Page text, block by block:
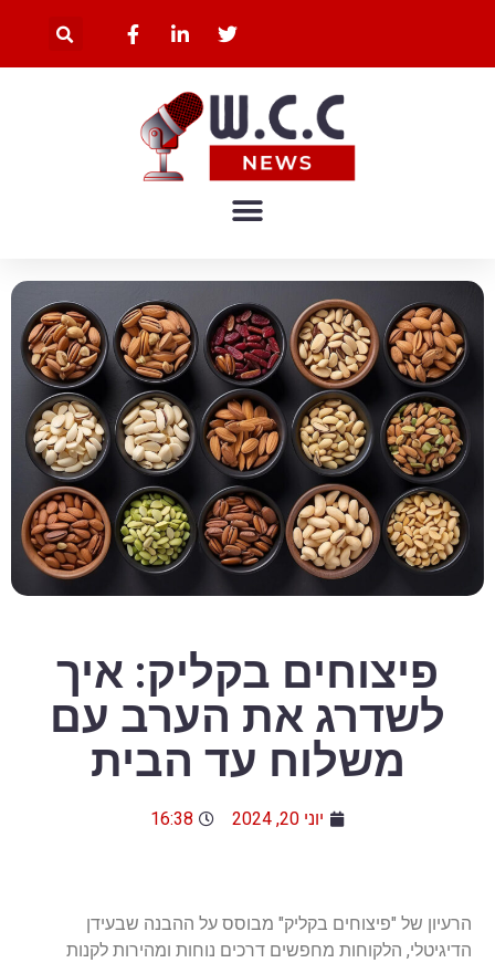
פיצוחים בקליק: איך
לשדרג את הערב עם
משלוח עד הבית
יוני 20, 2024 16:38
הרעיון של "פיצוחים בקליק" מבוסס על ההבנה שבעידן
הדיגיטלי, הלקוחות מחפשים דרכים נוחות ומהירות לקנות